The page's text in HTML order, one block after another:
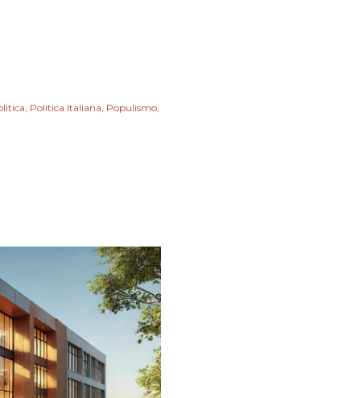
Politica Italiana Populismo